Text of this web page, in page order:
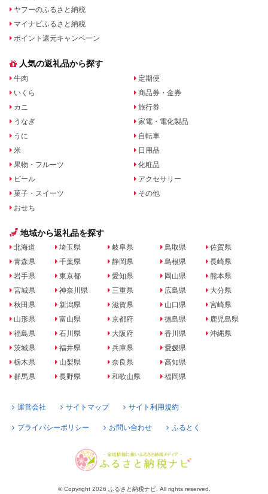
ヤフーのふるさと納税
マイナビふるさと納税
ポイント還元キャンペーン
人気の返礼品から探す
牛肉
いくら
カニ
うなぎ
うに
米
果物・フルーツ
ビール
菓子・スイーツ
おせち
定期便
商品券・金券
旅行券
家電・電化製品
自転車
日用品
化粧品
アクセサリー
その他
地域から返礼品を探す
北海道
青森県
岩手県
宮城県
秋田県
山形県
福島県
茨城県
栃木県
群馬県
埼玉県
千葉県
東京都
神奈川県
新潟県
富山県
石川県
福井県
山梨県
長野県
岐阜県
静岡県
愛知県
三重県
滋賀県
京都府
大阪府
兵庫県
奈良県
和歌山県
鳥取県
島根県
岡山県
広島県
山口県
徳島県
香川県
愛媛県
高知県
福岡県
佐賀県
長崎県
熊本県
大分県
宮崎県
鹿児島県
沖縄県
運営会社 サイトマップ サイト利用規約
プライバシーポリシー お問い合わせ ふるとく
© Copyright 2026 ふるさと納税ナビ. All rights reserved.